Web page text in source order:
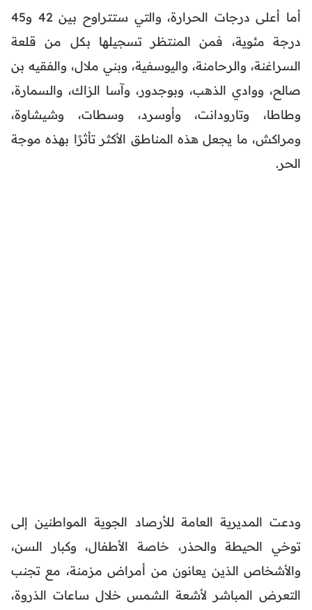
أما أعلى درجات الحرارة، والتي ستتراوح بين 42 و45
درجة مئوية، فمن المنتظر تسجيلها بكل من قلعة
السراغنة، والرحامنة، واليوسفية، وبني ملال، والفقيه بن
صالح، ووادي الذهب، وبوجدور، وآسا الزاك، والسمارة،
وطاطا، وتارودانت، وأوسرد، وسطات، وشيشاوة،
ومراكش، ما يجعل هذه المناطق الأكثر تأثرًا بهذه موجة
الحر.
ودعت المديرية العامة للأرصاد الجوية المواطنين إلى
توخي الحيطة والحذر، خاصة الأطفال، وكبار السن،
والأشخاص الذين يعانون من أمراض مزمنة، مع تجنب
التعرض المباشر لأشعة الشمس خلال ساعات الذروة،